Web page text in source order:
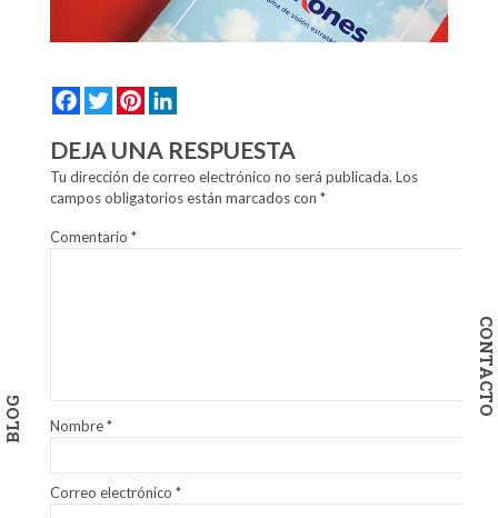
BLOG
CONTACTO
FacebookTwitterPinterest
DEJA UNA RESPUESTA
Tu dirección de correo electrónico no será publicada. Los
campos obligatorios están marcados con *
Comentario *
Nombre*
Correo electrónico *